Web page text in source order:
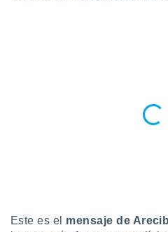
Este es el mensaje de